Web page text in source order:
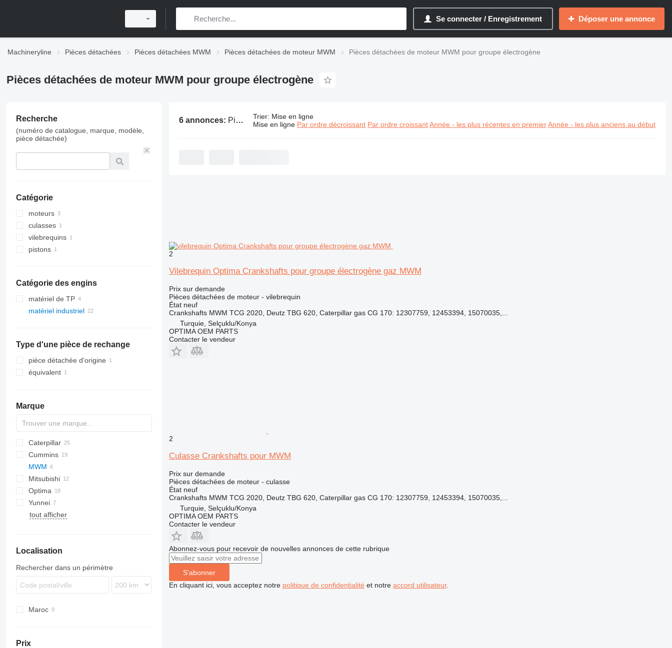
Se connecter / Enregistrement Déposer une annonce
Machineryline Pièces détachées Pièces détachées MWM Pièces détachées de moteur MWM Pièces détachées de moteur MWM pour groupe électrogène
Pièces détachées de moteur MWM pour groupe électrogène
Recherche
(numéro de catalogue, marque, modèle,
pièce détachée)
Catégorie
moteurs
culasses
vilebrequins
pistons
Catégorie des engins
matériel de TP
matériel industriel
autres groupes électrogènes
Type d'une pièce de rechange
pièce détachée d'origine
équivalent
Marque
XRHS
XRVS
Caterpillar
C-series
G-series
GP
Cummins
KTA
MWM
Mitsubishi
Optima
Yunnei
tout afficher
Localisation
Rechercher dans un périmètre
Maroc
Prix
6 annonces: Pièces détachées de moteur MWM pour groupe électrogène Trier: Mise en ligne
Mise en ligne Par ordre décroissant Par ordre croissant Année - les plus récentes en premier Année - les plus anciens au début
2
Vilebrequin Optima Crankshafts pour groupe électrogène gaz MWM
Prix sur demande
Pièces détachées de moteur - vilebrequin
Étatneuf
Crankshafts MWM TCG 2020, Deutz TBG 620, Caterpillar gas CG 170: 12307759, 12453394, 15070035,...
Turquie, Selçuklu/Konya
OPTIMA OEM PARTS
Contacter le vendeur
2
Culasse Crankshafts pour MWM
Prix sur demande
Pièces détachées de moteur - culasse
Étatneuf
Crankshafts MWM TCG 2020, Deutz TBG 620, Caterpillar gas CG 170: 12307759, 12453394, 15070035,...
Turquie, Selçuklu/Konya
OPTIMA OEM PARTS
Contacter le vendeur
Abonnez-vous pour recevoir de nouvelles annonces de cette rubrique
S'abonner
En cliquant ici, vous acceptez notre politique de confidentialité et notre accord utilisateur.